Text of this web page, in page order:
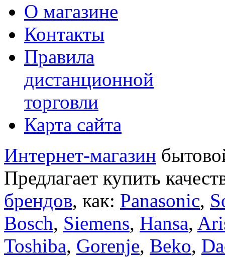
О магазине
Контакты
Правила
дистанционной
торговли
Карта сайта
Интернет-магазин
Предлагает купить
брендов, как: Panasonic,
Bosch, Siemens, Hansa,
Toshiba, Gorenje, Beko,